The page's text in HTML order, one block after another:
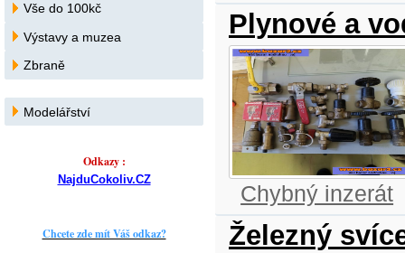
Plynové a
Chybný inzerát
Železný
Vše do 100kč
Výstavy a muzea
Zbraně
Modelářství
Odkazy :
NajduCokoliv.CZ
Chcete zde mít Váš odkaz?